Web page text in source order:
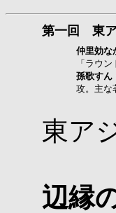
第一回 東
仲里効な
「ラウ
孫歌すん
攻。主な
東ア
辺縁